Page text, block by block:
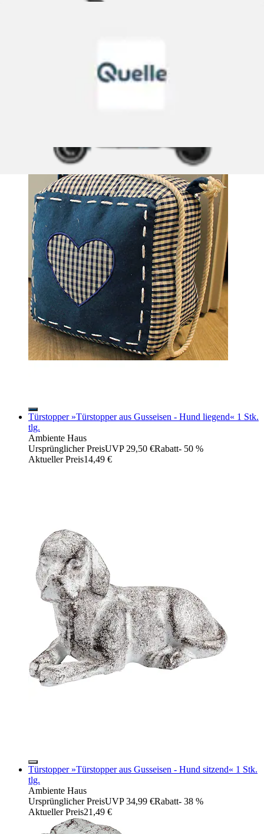
Türstopper »Karoherz« 1 Stk. tlg. klassischer Landhaus-Stil
Türstopper »Türstopper aus Gusseisen - Hund liegend« 1 Stk.
tlg.
Ambiente Haus
Ursprünglicher PreisUVP 29,50 €Rabatt- 50 %
Aktueller Preis14,49 €
Türstopper »Türstopper aus Gusseisen - Hund sitzend« 1 Stk.
tlg.
Ambiente Haus
Ursprünglicher PreisUVP 34,99 €Rabatt- 38 %
Aktueller Preis21,49 €